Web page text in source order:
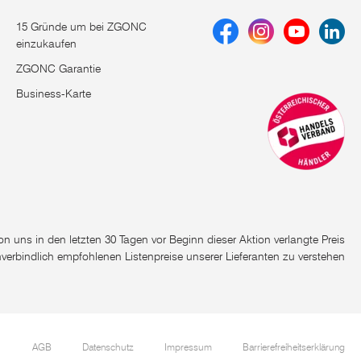
den monatlich erscheinenden Flugblättern, Newslettern und
15 Gründe um bei ZGONC
einzukaufen
ZGONC Garantie
Business-Karte
uns in den letzten 30 Tagen vor Beginn dieser Aktion verlangte Preis
empfohlenen Listenpreise unserer Lieferanten zu verstehen
AGB Datenschutz Impressum Barrierefreiheitserklärung